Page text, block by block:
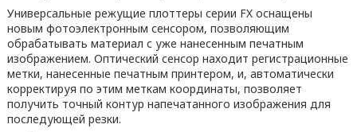
Универсальные режущие плоттеры серии FX оснащены
новым фотоэлектронным сенсором, позволяющим
обрабатывать материал с уже нанесенным печатным
изображением. Оптический сенсор находит регистрационные
метки, нанесенные печатным принтером, и, автоматически
корректируя по этим меткам координаты, позволяет
получить точный контур напечатанного изображения для
последующей резки.